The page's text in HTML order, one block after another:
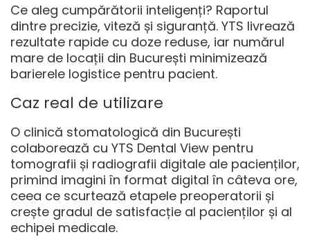
Ce aleg cumpărătorii inteligenți? Raportul
dintre precizie, viteză și siguranță. YTS livrează
rezultate rapide cu doze reduse, iar numărul
mare de locații din București minimizează
barierele logistice pentru pacient.
Caz real de utilizare
O clinică stomatologică din București
colaborează cu YTS Dental View pentru
tomografii și radiografii digitale ale pacienților,
primind imagini în format digital în câteva ore,
ceea ce scurtează etapele preoperatorii și
crește gradul de satisfacție al pacienților și al
echipei medicale.